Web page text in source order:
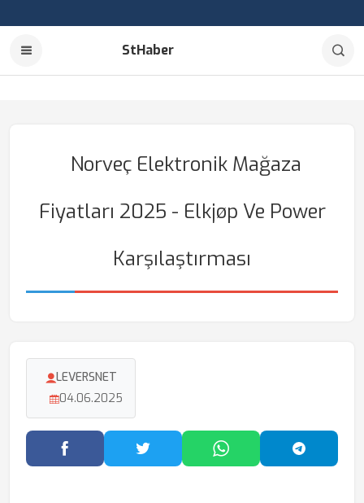
StHaber
Norveç Elektronik Mağaza
Fiyatları 2025 - Elkjøp Ve Power
Karşılaştırması
LEVERSNET
04.06.2025
Facebook'ta PaylaşTwitter'da PaylaşWhatsApp'ta Paylaş